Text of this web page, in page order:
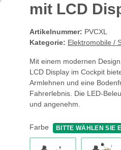
mit LCD
Artikelnummer: PVCXL
Kategorie: Elektromobile /
Mit einem modernen
LCD Display im Cockpit
Armlehnen und eine
Fahrerlebnis. Die LED-
und angenehm.
Farbe BITTE WÄHLEN SIE
Gelb